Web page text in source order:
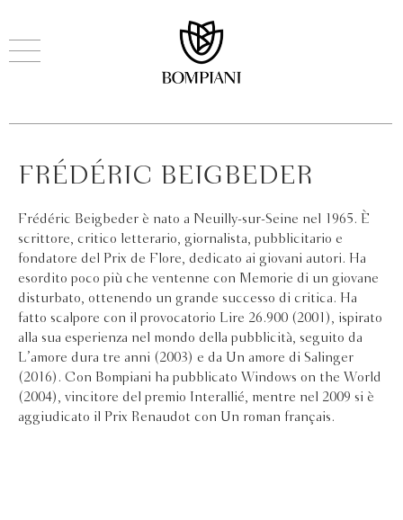
FRÉDÉRIC BEIGBEDER
Frédéric Beigbeder è nato a Neuilly-sur-Seine nel 1965. È
scrittore, critico letterario, giornalista, pubblicitario e
fondatore del Prix de Flore, dedicato ai giovani autori. Ha
esordito poco più che ventenne con Memorie di un giovane
disturbato, ottenendo un grande successo di critica. Ha
fatto scalpore con il provocatorio Lire 26.900 (2001), ispirato
alla sua esperienza nel mondo della pubblicità, seguito da
L’amore dura tre anni (2003) e da Un amore di Salinger
(2016). Con Bompiani ha pubblicato Windows on the World
(2004), vincitore del premio Interallié, mentre nel 2009 si è
aggiudicato il Prix Renaudot con Un roman français.